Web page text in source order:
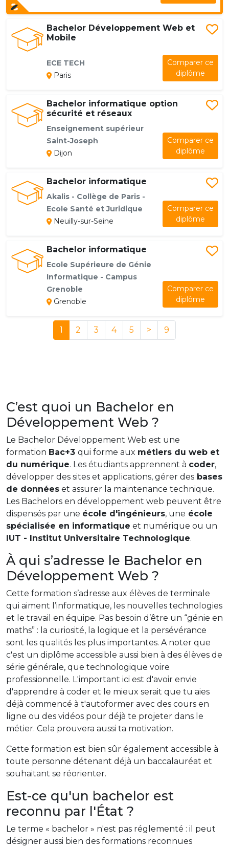
Bachelor Développement Web et
Mobile
ECE TECH
Paris
Comparer ce
diplôme
Bachelor informatique option
sécurité et réseaux
Enseignement supérieur
Saint-Joseph
Dijon
Comparer ce
diplôme
Bachelor informatique
Akalis - Collège de Paris -
Ecole Santé et Juridique
Neuilly-sur-Seine
Comparer ce
diplôme
Bachelor informatique
Ecole Supérieure de Génie
Informatique - Campus
Grenoble
Grenoble
Comparer ce
diplôme
1 2 3 4 5 > 9
C’est quoi un Bachelor en
Développement Web ?
Le Bachelor Développement Web est une
formation Bac+3 qui forme aux métiers du web et
du numérique. Les étudiants apprennent à coder,
développer des sites et applications, gérer des bases
de données et assurer la maintenance technique.
Les Bachelors en développement web peuvent être
dispensés par une école d'ingénieurs, une école
spécialisée en informatique et numérique ou un
IUT - Institut Universitaire Technologique.
À qui s’adresse le Bachelor en
Développement Web ?
Cette formation s’adresse aux élèves de terminale
qui aiment l’informatique, les nouvelles technologies
et le travail en équipe. Pas besoin d’être un “génie en
maths” : la curiosité, la logique et la persévérance
sont les qualités les plus importantes. A noter que
c'est un diplôme accessible aussi bien à des élèves de
série générale, que technologique voire
professionnelle. L'important ici est d'avoir envie
d'apprendre à coder et le mieux serait que tu aies
déjà commencé à t'autoformer avec des cours en
ligne ou des vidéos pour déjà te projeter dans le
métier. Cela prouvera aussi ta motivation.
Cette formation est bien sûr également accessible à
toute personne détenant déjà un baccalauréat et
souhaitant se réorienter.
Est-ce qu'un bachelor est
reconnu par l'État ?
Le terme « bachelor » n'est pas réglementé : il peut
désigner aussi bien des formations reconnues